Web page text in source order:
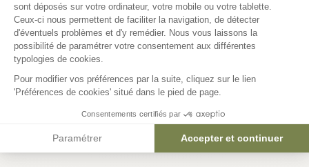
13,33 € 40,39 €
sont déposés sur votre ordinateur, votre mobile ou votre tablette.
Ceux-ci nous permettent de faciliter la navigation, de détecter
d'éventuels problèmes et d'y remédier. Nous vous laissons la
possibilité de paramétrer votre consentement aux différentes
typologies de cookies.
Pour modifier vos préférences par la suite, cliquez sur le lien
'Préférences de cookies' situé dans le pied de page.
Consentements certifiés par
Paramétrer Accepter et continuer
Axeptio consent